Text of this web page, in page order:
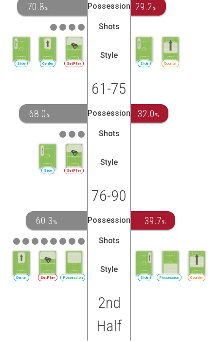
70.8% Possession 29.2%
Shots
SetPlay
Center
Side
Style
Side Counter
61-75
68.0 % Possession 32.0 %
Shots
SetPlay
Side
Style
76-90
60.3 % Possession 39.7%
Shots
Possession
SetPlay
Center
Style
Side Possession Counter
2nd
Half